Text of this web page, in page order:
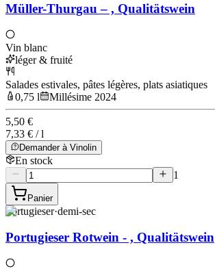
Müller-Thurgau – , Qualitätswein
Vin blanc
léger & fruité
Salades estivales, pâtes légères, plats asiatiques
0,75 l
Millésime 2024
5,50 €
7,33 € / l
Demander à Vinolin
En stock
1
Panier
Portugieser·demi-sec
Portugieser Rotwein - , Qualitätswein